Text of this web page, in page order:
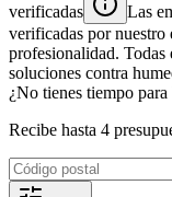
verificadas
Las
verificadas por nuestro
profesionalidad. Todas
soluciones contra
¿No tienes tiempo para
Recibe hasta 4